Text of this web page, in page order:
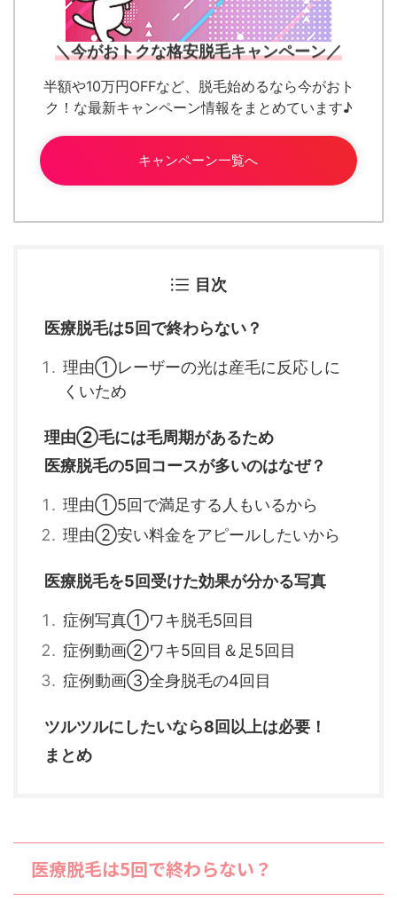
＼今がおトクな格安脱毛キャンペーン／
半額や10万円OFFなど、脱毛始めるなら今がおト
ク！な最新キャンペーン情報をまとめています♪
キャンペーン一覧へ
目次
医療脱毛は5回で終わらない？
理由①レーザーの光は産毛に反応しに
くいため
理由②毛には毛周期があるため
医療脱毛の5回コースが多いのはなぜ？
理由①5回で満足する人もいるから
理由②安い料金をアピールしたいから
医療脱毛を5回受けた効果が分かる写真
症例写真①ワキ脱毛5回目
症例動画②ワキ5回目＆足5回目
症例動画③全身脱毛の4回目
ツルツルにしたいなら8回以上は必要！
まとめ
医療脱毛は5回で終わらない？